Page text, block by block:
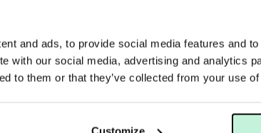
and ads, to provide social media features and
with our social media, advertising and analytics
to them or that they’ve collected from your use